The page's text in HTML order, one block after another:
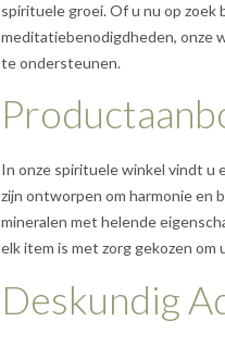
spirituele groei. Of u nu op
meditatiebenodigdheden, onze
te ondersteunen.
In onze spirituele winkel vindt u
zijn ontworpen om harmonie en
mineralen met helende
elk item is met zorg gekozen
Deskundig